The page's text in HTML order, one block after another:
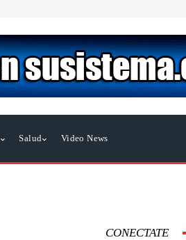
Salud Video News
CONECTATE